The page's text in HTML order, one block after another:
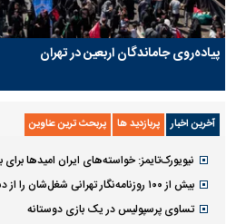
پیاده‌روی جاماندگان اربعین در تهران
آخرین اخبار پربازدید ها پربحث ترین عناوین
نیویورک‌تایمز: خواسته‌های ایران امیدها
بیش از ۱۰۰ روزنامه‌نگار تهرانی شغل‌شان را از دست داده‌اند
تساوی پرسپولیس در یک بازی دوستانه